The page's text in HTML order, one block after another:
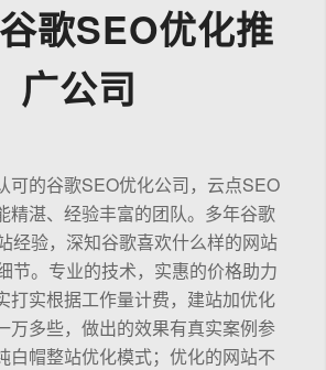
歌SEO优化推
广公司
可的谷歌SEO优化公司，云点SEO
精湛、经验丰富的团队。多年谷歌
经验，深知谷歌喜欢什么样的网站
节。专业的技术，实惠的价格助力
打实根据工作量计费，建站加优化
万多些，做出的效果有真实案例参
白帽整站优化模式；优化的网站不